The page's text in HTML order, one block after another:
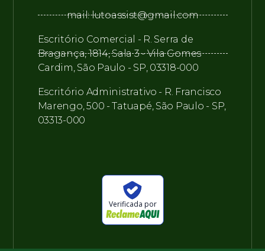
mail: lutoassist@gmail.com
Escritório Comercial - R. Serra de
Bragança, 1814, Sala 3 - Vila Gomes
Cardim, São Paulo - SP, 03318-000
Escritório Administrativo - R. Francisco
Marengo, 500 - Tatuapé, São Paulo - SP,
03313-000
Verificada por